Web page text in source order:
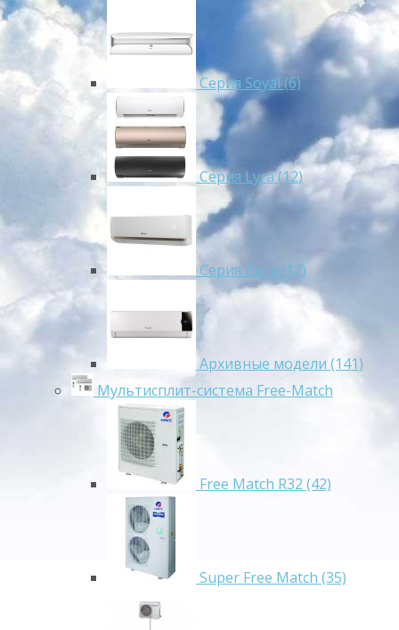
Cерия Soyal (6)
Серия Lyra (12)
Серия Bora (12)
Архивные модели (141)
Мультисплит-система Free-Match
Free Match R32 (42)
Super Free Match (35)